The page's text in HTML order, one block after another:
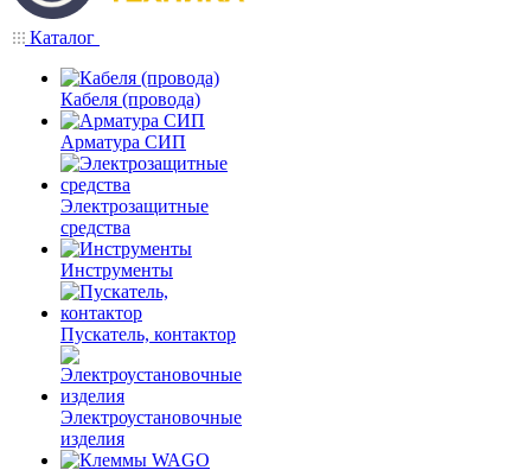
Каталог
Кабеля (провода)
Арматура СИП
Электрозащитные
средства
Инструменты
Пускатель, контактор
Электроустановочные
изделия